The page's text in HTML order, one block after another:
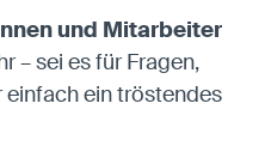
und Mitarbeiter
– sei es für Fragen,
ein tröstendes